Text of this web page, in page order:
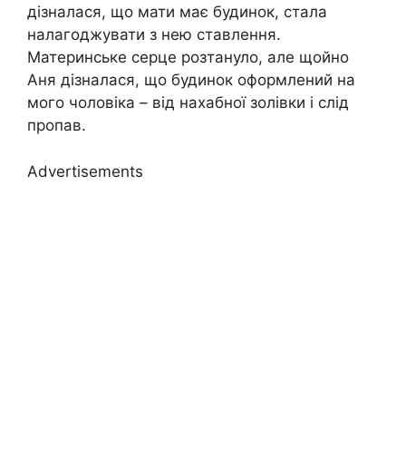
дізналася, що мати має будинок, стала
налагоджувати з нею ставлення.
Материнське серце розтануло, але щойно
Аня дізналася, що будинок оформлений на
мого чоловіка – від нахабної золівки і слід
пропав.
Advertisements